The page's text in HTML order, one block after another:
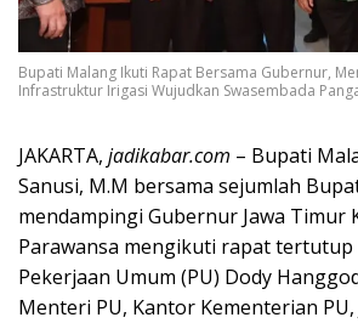
Bupati Malang Ikuti Rapat Bersama Gubernur,
Infrastruktur Irigasi Wujudkan Swasembada
JAKARTA, jadikabar.com – Bupati
Sanusi, M.M bersama sejumlah
mendampingi Gubernur Jawa Timur
Parawansa mengikuti rapat
Pekerjaan Umum (PU) Dody
Menteri PU, Kantor Kementerian PU,